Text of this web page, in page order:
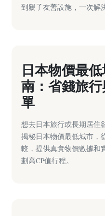
到親子友善設施，一次解
日本物價最
南：省錢旅
單
想去日本旅行或長期居住
揭秘日本物價最低城市，
較，提供真實物價數據和
劃高CP值行程。